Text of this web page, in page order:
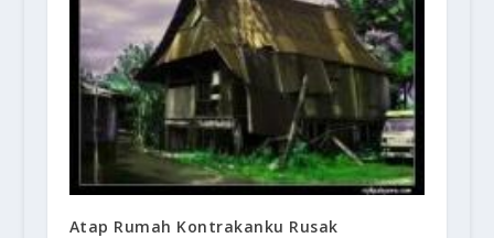
Atap Rumah Kontrakanku Rusak